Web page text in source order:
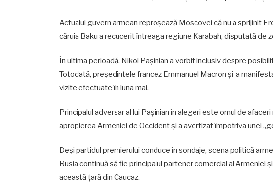
Actualul guvern armean reproșează Moscovei că nu a sprijinit
căruia Baku a recucerit întreaga regiune Karabah, disputată de
În ultima perioadă, Nikol Pașinian a vorbit inclusiv despre
Totodată, președintele francez Emmanuel Macron și-a
vizite efectuate în luna mai.
Principalul adversar al lui Pașinian în alegeri este omul de
apropierea Armeniei de Occident și a avertizat împotriva unei
Deși partidul premierului conduce în sondaje, scena politică
Rusia continuă să fie principalul partener comercial al Armeniei
această țară din Caucaz.